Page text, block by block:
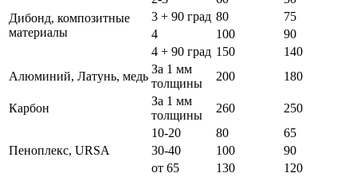
Дибонд, композитные
материалы
3 + 90 град 80
75
4
100
90
4 + 90 град 150
140
Алюминий, Латунь, медь
За 1 мм
толщины
200 180
Карбон
За 1 мм
толщины
260 250
Пеноплекс, URSA
10-20 80
65
30-40
100
90
от 65
130
120